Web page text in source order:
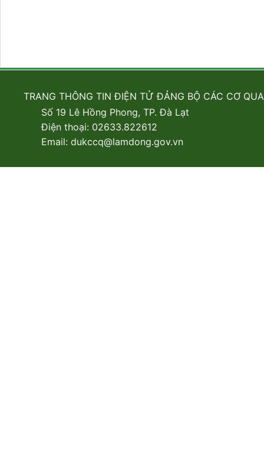
TRANG THÔNG TIN ĐIỆN TỬ ĐẢNG BỘ CÁC CƠ
Số 19 Lê Hồng Phong, TP. Đà Lạt
Điện thoại: 02633.822612
Email: dukccq@lamdong.gov.vn